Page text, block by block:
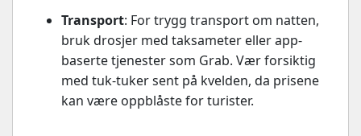
Transport: For trygg transport om natten,
bruk drosjer med taksameter eller app-
baserte tjenester som Grab. Vær forsiktig
med tuk-tuker sent på kvelden, da prisene
kan være oppblåste for turister.